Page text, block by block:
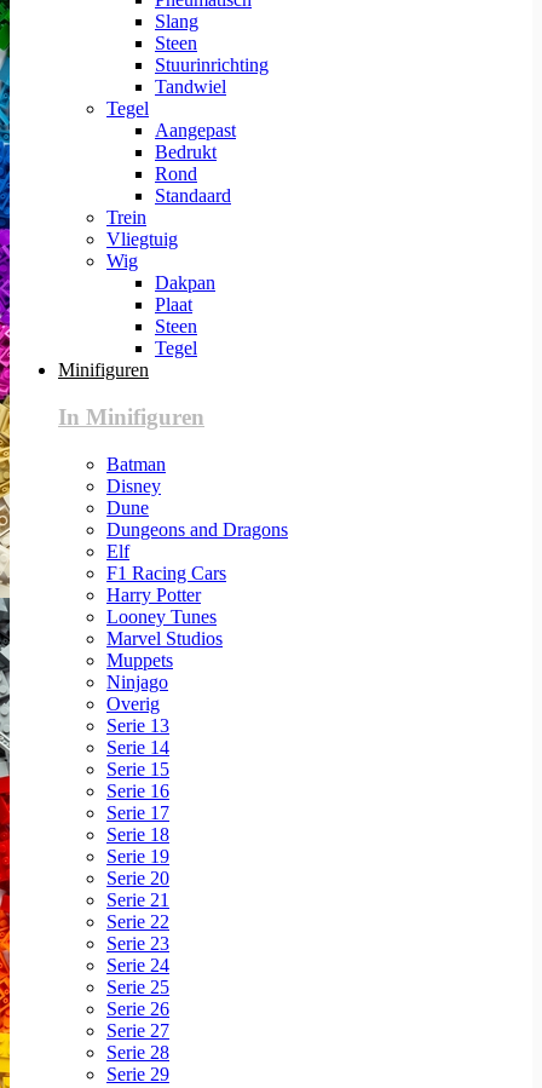
Slang
Steen
Stuurinrichting
Tandwiel
Tegel
Aangepast
Bedrukt
Rond
Standaard
Trein
Vliegtuig
Wig
Dakpan
Plaat
Steen
Tegel
Minifiguren
In Minifiguren
Batman
Disney
Dune
Dungeons and Dragons
Elf
F1 Racing Cars
Harry Potter
Looney Tunes
Marvel Studios
Muppets
Ninjago
Overig
Serie 13
Serie 14
Serie 15
Serie 16
Serie 17
Serie 18
Serie 19
Serie 20
Serie 21
Serie 22
Serie 23
Serie 24
Serie 25
Serie 26
Serie 27
Serie 28
Serie 29